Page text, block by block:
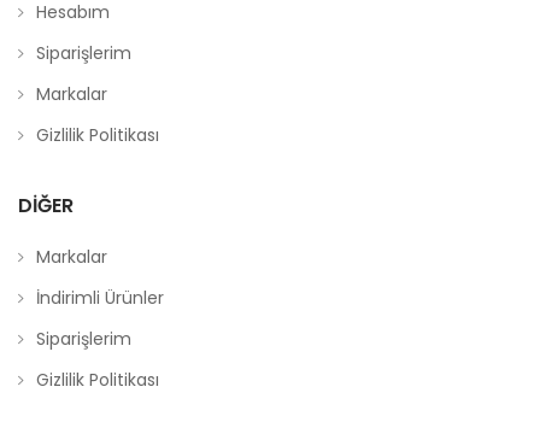
Hesabım
Siparişlerim
Markalar
Gizlilik Politikası
DIĞER
Markalar
İndirimli Ürünler
Siparişlerim
Gizlilik Politikası